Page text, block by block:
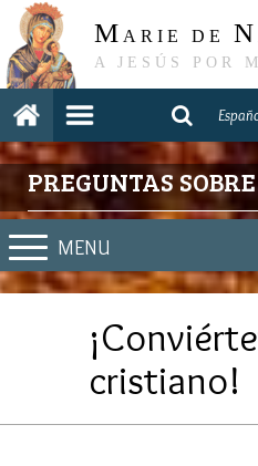
M ARIE DE N
A JESÚS POR
PREGUNTAS
MENU
cristiano!